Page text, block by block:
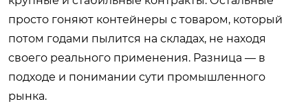
просто гоняют контейнеры с товаром, который
потом годами пылится на складах, не находя
своего реального применения. Разница — в
подходе и понимании сути промышленного
рынка.